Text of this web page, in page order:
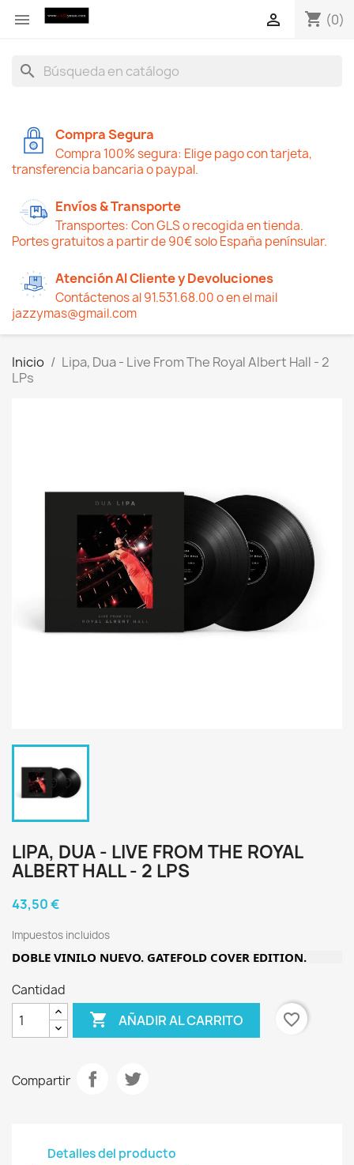
 shopping_cart (0)

search
Compra Segura
Compra 100% segura: Elige pago con tarjeta,
transferencia bancaria o paypal.
Envíos & Transporte
Transportes: Con GLS o recogida en tienda.
Portes gratuitos a partir de 90€ solo España penínsular.
Atención Al Cliente y Devoluciones
Contáctenos al 91.531.68.00 o en el mail
jazzymas@gmail.com
Inicio
Lipa, Dua - Live From The Royal Albert Hall - 2
LPs
LIPA, DUA - LIVE FROM THE ROYAL
ALBERT HALL - 2 LPS
43,50 €
Impuestos incluidos
DOBLE VINILO NUEVO. GATEFOLD COVER EDITION.
Cantidad
 AÑADIR AL CARRITO favorite_border
Compartir
Detalles del producto